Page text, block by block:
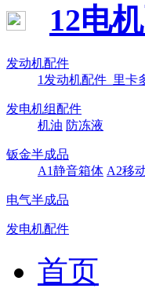
12电
发动机配件
1发动机配件_里卡
发电机组配件
机油 防冻液
钣金半成品
A1静音箱体 A2移
电气半成品
发电机配件
首页